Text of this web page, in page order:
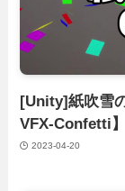
[Unity]紙吹雪
VFX-Confetti】
2023-04-20